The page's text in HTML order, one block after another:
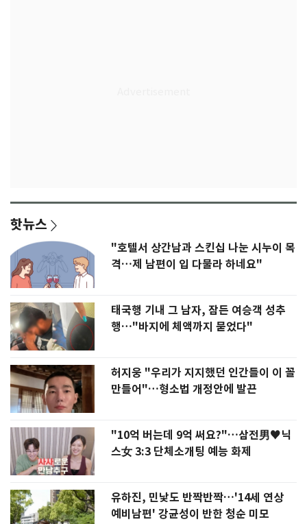
핫뉴스
"호텔서 상간남과 스킨십 나눈 시누이 목
격…제 남편이 입 다물라 하네요"
태국행 기내 그 남자, 잠든 여승객 성추
행…"바지에 체액까지 묻었다"
허지웅 "우리가 지지했던 인간들이 이 꼴
만들어"…형소법 개정안에 발끈
"10억 버는데 9억 써요?"…삼전男♥닉
스女 3:3 단체소개팅 예능 화제
유하진, 민낯도 반짝반짝…'14세 연상
예비남편' 강균성이 반한 청순 미모